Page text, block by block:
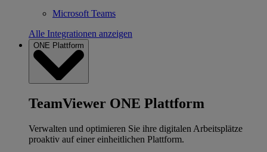
Microsoft Teams
Alle Integrationen anzeigen
ONE Plattform
TeamViewer ONE Plattform
Verwalten und optimieren Sie ihre digitalen Arbeitsplätze
proaktiv auf einer einheitlichen Plattform.